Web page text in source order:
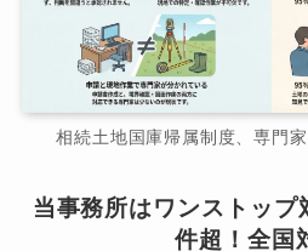
相続土地国庫帰属制度、専門
当事務所はワンストッ
件超！全国